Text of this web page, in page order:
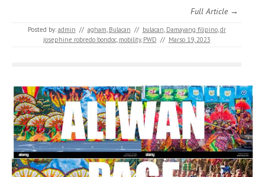
Full Article →
Posted by: admin // agham Bulacan // bulacan Damayang filipino, dr
josephine robredo bondoc, mobility, PWD // Marso 19, 2023